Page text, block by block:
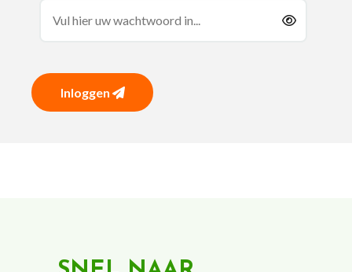
Inloggen